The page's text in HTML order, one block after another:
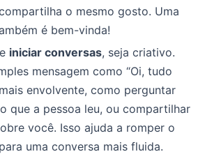
o mesmo gosto. Uma
é bem-vinda!
iniciar conversas, seja criativo.
mensagem como “Oi, tudo
envolvente, como perguntar
que a pessoa leu, ou compartilhar
você. Isso ajuda a romper o
uma conversa mais fluida.